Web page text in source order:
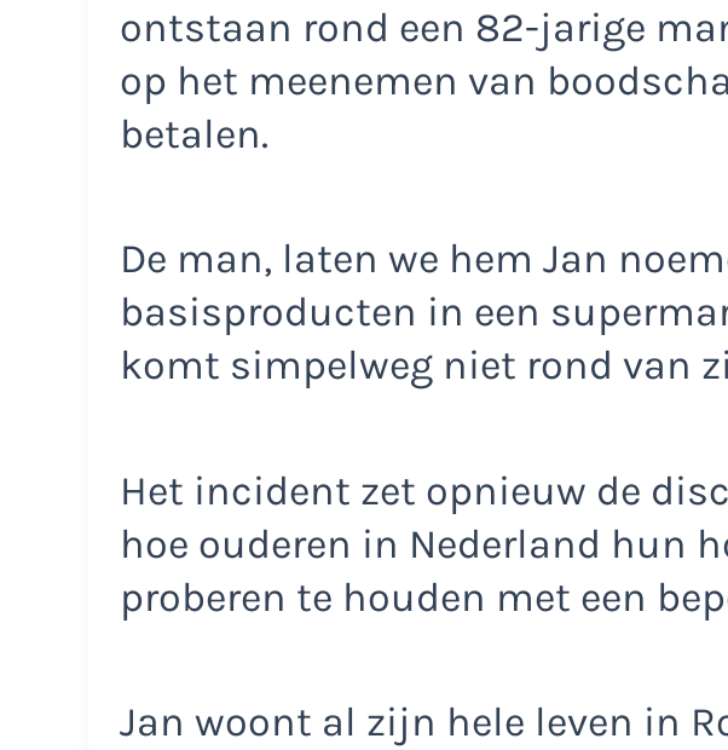
ontstaan rond een 82-jarige
op het meenemen van
betalen.
De man, laten we hem Jan
basisproducten in een
komt simpelweg niet rond van
Het incident zet opnieuw de
hoe ouderen in Nederland hun
proberen te houden met een
Jan woont al zijn hele leven in